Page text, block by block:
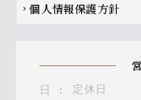
chevron_right 個人情報保護方針
日 :
定休日